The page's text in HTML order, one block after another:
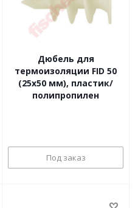
Дюбель для
термоизоляции FID 50
(25x50 мм), пластик/
полипропилен
Под заказ